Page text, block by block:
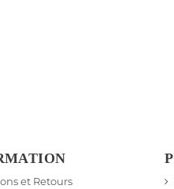
et Retours